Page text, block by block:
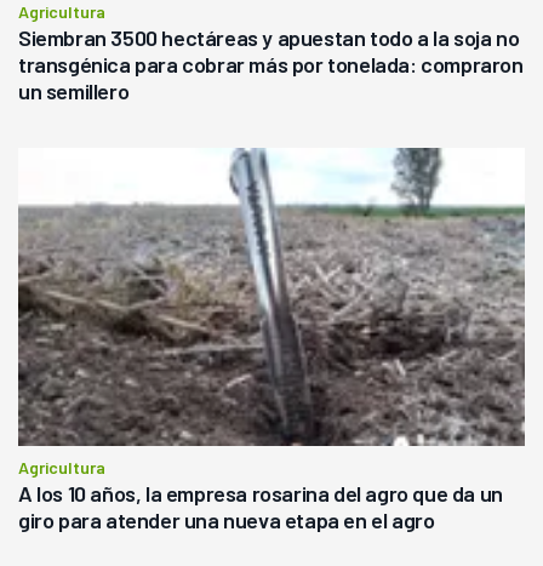
Agricultura
Siembran 3500 hectáreas y apuestan todo a la soja no
transgénica para cobrar más por tonelada: compraron
un semillero
Agricultura
A los 10 años, la empresa rosarina del agro que da un
giro para atender una nueva etapa en el agro